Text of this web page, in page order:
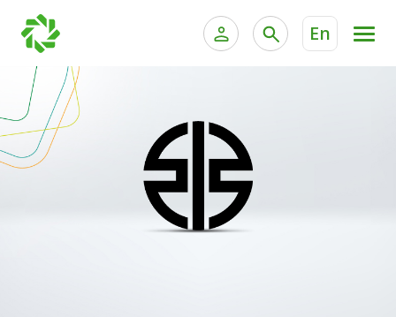
En
الخدمات المصرفية الإلكترونية للشركات
خدمة "بيتك" للتداول الإلكتروني
الخدمات المالية الخاصة
جميع السيارات